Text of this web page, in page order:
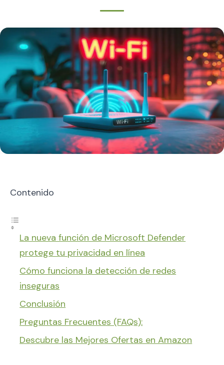
Contenido
La nueva función de Microsoft Defender
protege tu privacidad en línea
Cómo funciona la detección de redes
inseguras
Conclusión
Preguntas Frecuentes (FAQs):
Descubre las Mejores Ofertas en Amazon